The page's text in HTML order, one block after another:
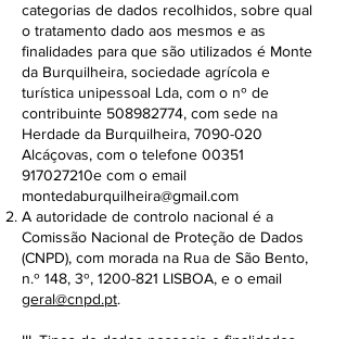
categorias de dados recolhidos, sobre qual
o tratamento dado aos mesmos e as
finalidades para que são utilizados é Monte
da Burquilheira, sociedade agrícola e
turística unipessoal Lda, com o nº de
contribuinte 508982774, com sede na
Herdade da Burquilheira, 7090-020
Alcáçovas, com o telefone 00351
917027210e com o email
montedaburquilheira@gmail.com
A autoridade de controlo nacional é a
Comissão Nacional de Proteção de Dados
(CNPD), com morada na Rua de São Bento,
n.º 148, 3º, 1200-821 LISBOA, e o email
geral@cnpd.pt.